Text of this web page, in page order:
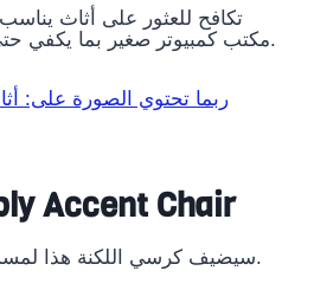
تكافح للعثور على أثاث
مكتب كمبيوتر صغير بما يكفي حتى لأدق شقق الاستوديو.
Accent Chair
سيضيف كرسي اللكنة هذا لمسة متطورة إلى مساحتك.